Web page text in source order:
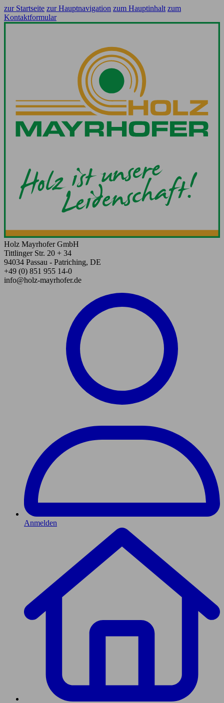
zur Startseite zur Hauptnavigation zum Hauptinhalt zum
Kontaktformular
Holz Mayrhofer GmbH
Tittlinger Str. 20 + 34
94034 Passau - Patriching, DE
+49 (0) 851 955 14-0
info@holz-mayrhofer.de
Anmelden